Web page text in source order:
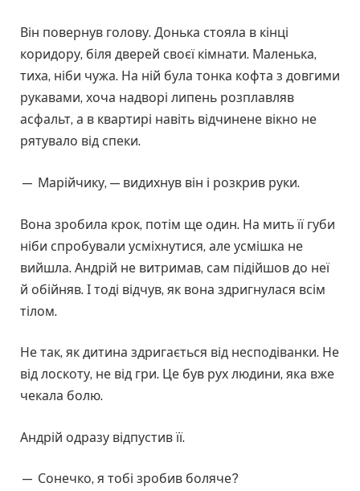
Він повернув голову. Донька стояла в кінці
коридору, біля дверей своєї кімнати. Маленька,
тиха, ніби чужа. На ній була тонка кофта з довгими
рукавами, хоча надворі липень розплавляв
асфальт, а в квартирі навіть відчинене вікно не
рятувало від спеки.
— Марійчику, — видихнув він і розкрив руки.
Вона зробила крок, потім ще один. На мить її губи
ніби спробували усміхнутися, але усмішка не
вийшла. Андрій не витримав, сам підійшов до неї
й обійняв. І тоді відчув, як вона здригнулася всім
тілом.
Не так, як дитина здригається від несподіванки. Не
від лоскоту, не від гри. Це був рух людини, яка вже
чекала болю.
Андрій одразу відпустив її.
— Сонечко, я тобі зробив боляче?